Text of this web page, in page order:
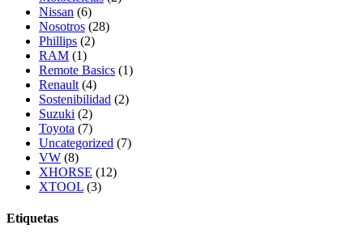
Nissan (6)
Nosotros (28)
Phillips (2)
RAM (1)
Remote Basics (1)
Renault (4)
Sostenibilidad (2)
Suzuki (2)
Toyota (7)
Uncategorized (7)
VW (8)
XHORSE (12)
XTOOL (3)
Etiquetas